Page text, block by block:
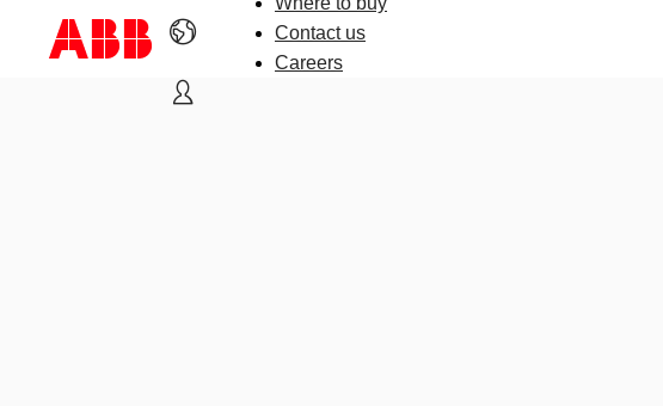
Contact us
Careers